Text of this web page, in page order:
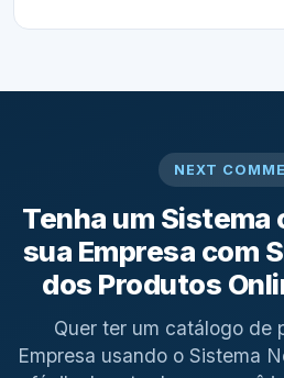
NEXT
Tenha um Sistema
sua Empresa com
dos Produtos
Quer ter um catálogo de
Empresa usando o Sistema